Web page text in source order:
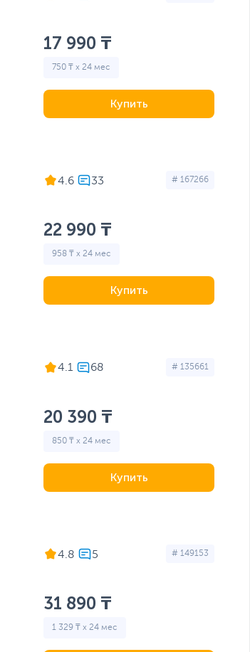
17 990 ₸
750 ₸ x 24 мес
Купить
4.6 # 167266
22 990 ₸
958 ₸ x 24 мес
Купить
4.1 # 135661
20 390 ₸
850 ₸ x 24 мес
Купить
4.8 # 149153
31 890 ₸
1 329 ₸ x 24 мес